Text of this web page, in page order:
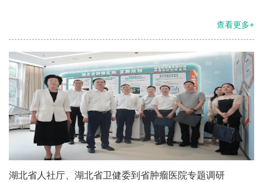
查看更多+
湖北省人社厅、湖北省卫健委到省肿瘤医院专题调研